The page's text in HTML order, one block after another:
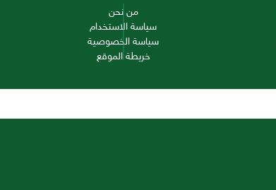
من نحن
سياسة الاستخدام
سياسة الخصوصية
خريطة الموقع